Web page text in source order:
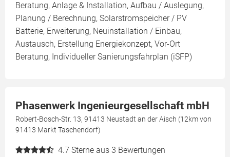
Beratung, Anlage & Installation, Aufbau / Auslegung,
Planung / Berechnung, Solarstromspeicher / PV
Batterie, Erweiterung, Neuinstallation / Einbau,
Austausch, Erstellung Energiekonzept, Vor-Ort
Beratung, Individueller Sanierungsfahrplan (iSFP)
Phasenwerk Ingenieurgesellschaft mbH
Robert-Bosch-Str. 13, 91413 Neustadt an der Aisch (12km von
91413 Markt Taschendorf)
4.7 Sterne aus 3 Bewertungen